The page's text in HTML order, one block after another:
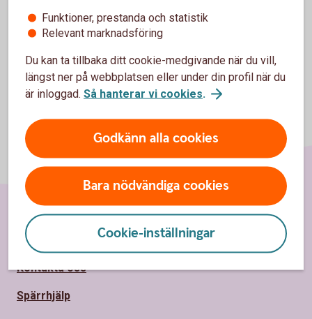
Funktioner, prestanda och statistik
Relevant marknadsföring
Du kan ta tillbaka ditt cookie-medgivande när du vill,
längst ner på webbplatsen eller under din profil när du
är inloggad. Så hanterar vi cookies.
Godkänn alla cookies
Bara nödvändiga cookies
Cookie-inställningar
Sidfot
Hitta snabbt
Kontakta oss
Spärrhjälp